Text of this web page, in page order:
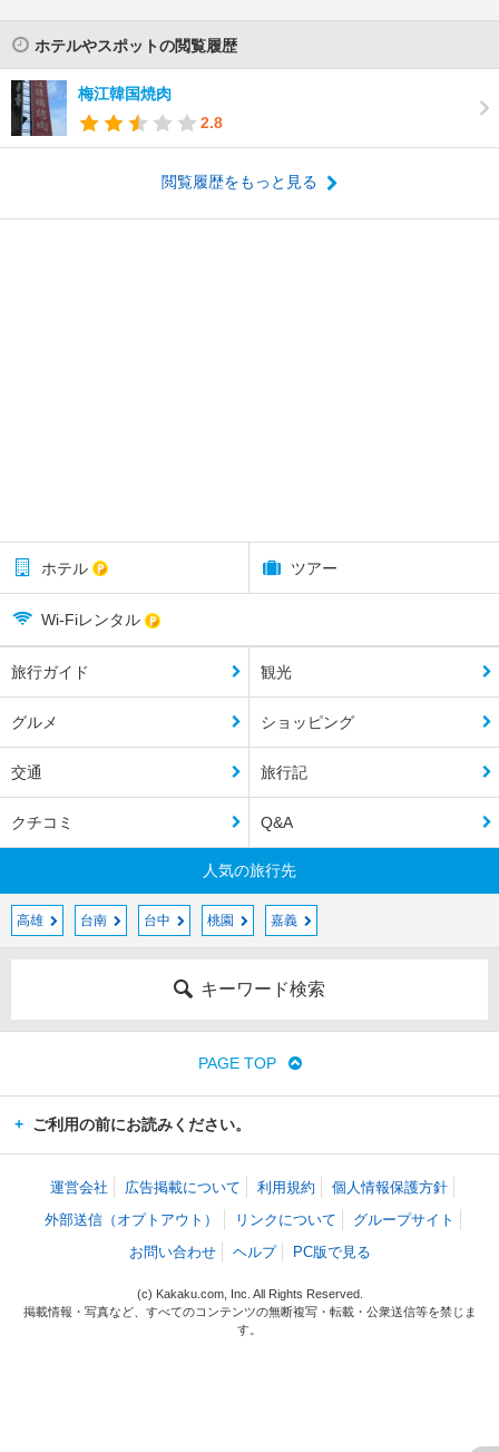
ホテルやスポットの閲覧履歴
梅江韓国焼肉
2.8
閲覧履歴をもっと見る
ホテル ツアー
Wi-Fiレンタル
旅行ガイド 観光
グルメ ショッピング
交通 旅行記
クチコミ Q&A
人気の旅行先
高雄 台南 台中 桃園 嘉義
キーワード検索
PAGE TOP
ご利用の前にお読みください。
運営会社 広告掲載について 利用規約
個人情報保護方針
外部送信（オプトアウト）
リンクについて
グループサイト
お問い合わせ
ヘルプ PC版で見る
(c) Kakaku.com, Inc. All Rights Reserved.
掲載情報・写真など、すべてのコンテンツの無断複写・転載・公衆送信等を禁じま
す。